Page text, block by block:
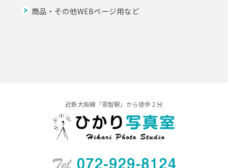
商品・その他WEBページ用など
近鉄大阪線「恩智駅」から徒歩２分